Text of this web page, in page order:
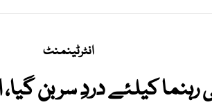
انٹرٹینمنٹ
رہنما کیلئے دردِ سر بن